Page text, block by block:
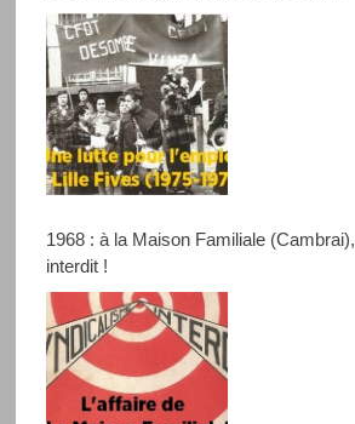
1968 : à la Maison Familiale (Cambrai), le syndicalisme
interdit !